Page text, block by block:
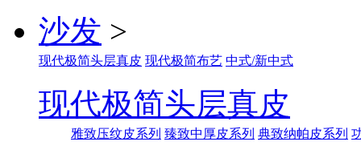
沙发 >
现代极简头层真皮 现代极简布艺 中式/新中式
现代极简头层真皮
雅致压纹皮系列 臻致中厚皮系列 典致纳帕皮系列